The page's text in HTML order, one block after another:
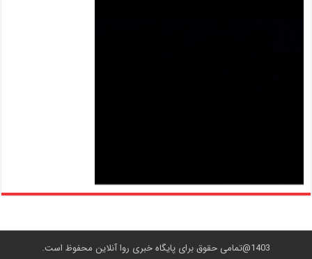
1403@تمامی حقوق برای پایگاه خبری روا آنلاین محفوظ است.